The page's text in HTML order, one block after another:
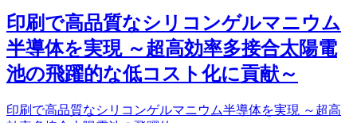
印刷で高品質なシリコンゲルマニウム
半導体を実現 ～超高効率多接合太陽電
池の飛躍的な低コスト化に貢献～
印刷で高品質なシリコンゲルマニウム半導体を実現 ～超高